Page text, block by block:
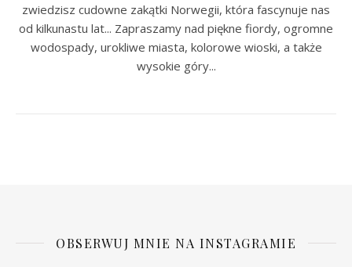
zwiedzisz cudowne zakątki Norwegii, która fascynuje nas
od kilkunastu lat... Zapraszamy nad piękne fiordy, ogromne
wodospady, urokliwe miasta, kolorowe wioski, a także
wysokie góry...
OBSERWUJ MNIE NA INSTAGRAMIE